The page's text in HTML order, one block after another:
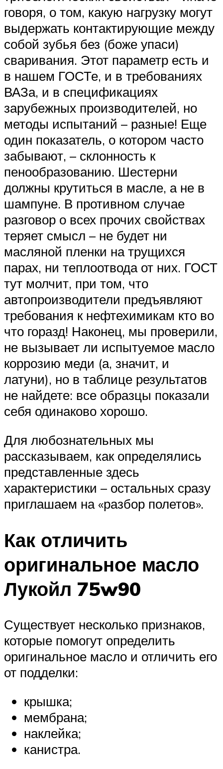
говоря, о том, какую нагрузку могут
выдержать контактирующие между
собой зубья без (боже упаси)
сваривания. Этот параметр есть и
в нашем ГОСТе, и в требованиях
ВАЗа, и в спецификациях
зарубежных производителей, но
методы испытаний – разные! Еще
один показатель, о котором часто
забывают, – склонность к
пенообразованию. Шестерни
должны крутиться в масле, а не в
шампуне. В противном случае
разговор о всех прочих свойствах
теряет смысл – не будет ни
масляной пленки на трущихся
парах, ни теплоотвода от них. ГОСТ
тут молчит, при том, что
автопроизводители предъявляют
требования к нефтехимикам кто во
что горазд! Наконец, мы проверили,
не вызывает ли испытуемое масло
коррозию меди (а, значит, и
латуни), но в таблице результатов
не найдете: все образцы показали
себя одинаково хорошо.
Для любознательных мы
рассказываем, как определялись
представленные здесь
характеристики – остальных сразу
приглашаем на «разбор полетов».
Как отличить
оригинальное масло
Лукойл 75w90
Существует несколько признаков,
которые помогут определить
оригинальное масло и отличить его
от подделки:
крышка;
мембрана;
наклейка;
канистра.